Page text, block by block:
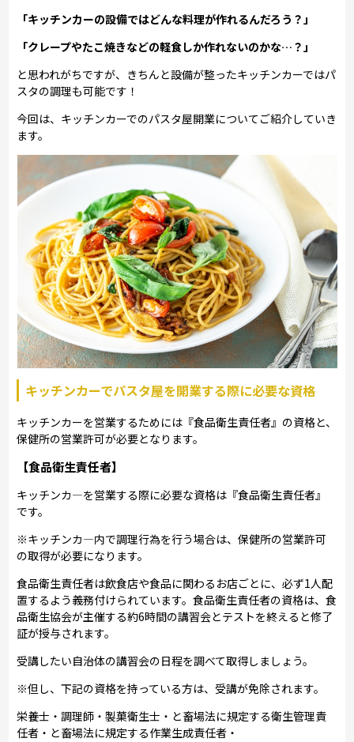
「キッチンカーの設備ではどんな料理が作れるんだろう？」
「クレープやたこ焼きなどの軽食しか作れないのかな…？」
と思われがちですが、きちんと設備が整ったキッチンカーではパ
スタの調理も可能です！
今回は、キッチンカーでのパスタ屋開業についてご紹介していき
ます。
キッチンカーでパスタ屋を開業する際に必要な資格
キッチンカーを営業するためには『食品衛生責任者』の資格と、
保健所の営業許可が必要となります。
【食品衛生責任者】
キッチンカ―を営業する際に必要な資格は『食品衛生責任者』
です。
※キッチンカ―内で調理行為を行う場合は、保健所の営業許可
の取得が必要になります。
食品衛生責任者は飲食店や食品に関わるお店ごとに、必ず1人配
置するよう義務付けられています。食品衛生責任者の資格は、食
品衛生協会が主催する約6時間の講習会とテストを終えると修了
証が授与されます。
受講したい自治体の講習会の日程を調べて取得しましょう。
※但し、下記の資格を持っている方は、受講が免除されます。
栄養士・調理師・製菓衛生士・と畜場法に規定する衛生管理責
任者・と畜場法に規定する作業生成責任者・